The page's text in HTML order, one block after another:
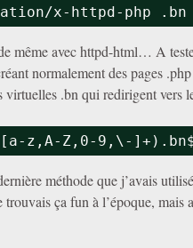
x-httpd-php .bn
même avec httpd-html… A
normalement des pages
.bn qui redirigent vers
z,A-Z,0-9,\-
méthode que j’avais
ça fun à l’époque, mais